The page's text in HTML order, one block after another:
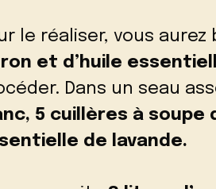
le réaliser, vous aurez
et d’huile
Dans un seau
5 cuillères à
de lavande.